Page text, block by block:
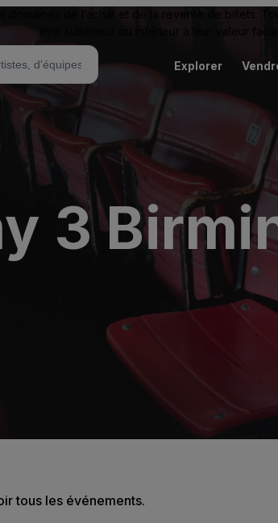
domaines de l’achat et de la revente de billets.
être supérieur ou inférieur à leur valeur
Explorer
3
tous les événements.